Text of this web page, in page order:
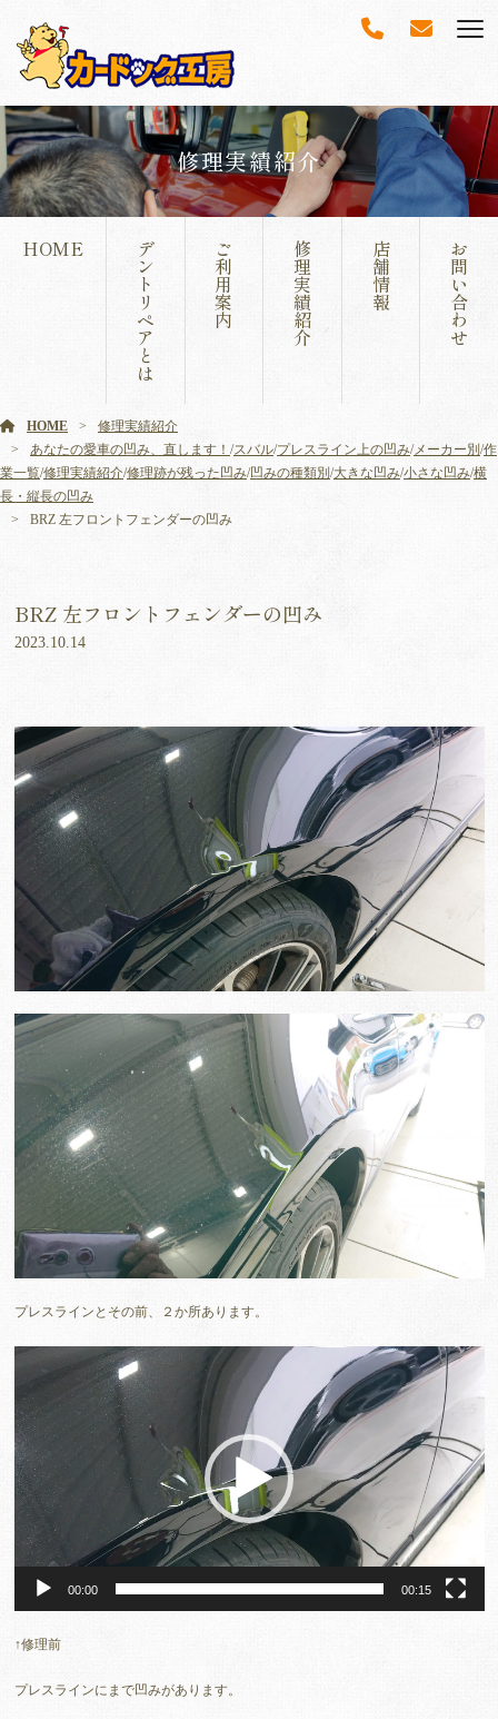
修理実績紹介
HOME デ
ン
ト
リ
ペ
ア
と
は
ご
利
用
案
内
修
理
実
績
紹
介
店
舗
情
報
お
問
い
合
わ
せ
HOME
修理実績紹介
あなたの愛車の凹み、直します！ /スバル/プレスライン上の凹み/メーカー別 /作
業一覧/修理実績紹介/修理跡が残った凹み/凹みの種類別 /大きな凹み/小さな凹み/横
長・縦長の凹み
BRZ 左フロントフェンダーの凹み
BRZ 左フロントフェンダーの凹み
2023.10.14
プレスラインとその前、２か所あります。
プ
レ
ー
ヤ
ー
00:00 00:15
↑修理前
プレスラインにまで凹みがあります。